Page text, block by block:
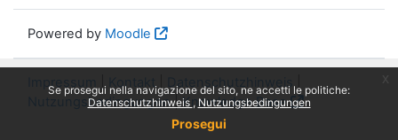
Se prosegui nella navigazione del sito, ne accetti le politiche:
Datenschutzhinweis
Nutzungsbedingungen
Prosegui
Powered by Moodle
Impressum | Kontakt| Datenschutzhinweis |
Nutzungsbedingungen|Knowledge Base